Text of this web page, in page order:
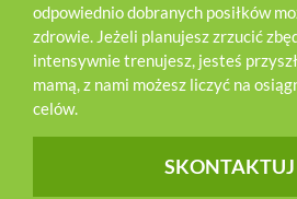
odpowiednio dobranych posiłków
zdrowie. Jeżeli planujesz zrzucić
intensywnie trenujesz, jesteś
mamą, z nami możesz liczyć na
celów.
SKONTAKTUJ